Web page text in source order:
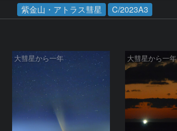
紫金山・アトラス彗星 C/2023A3
大彗星から一年 大彗星から一年